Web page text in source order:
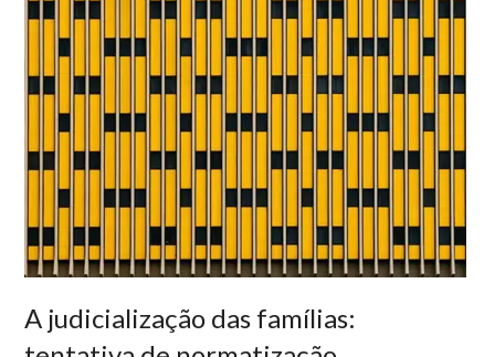
A judicialização das famílias: